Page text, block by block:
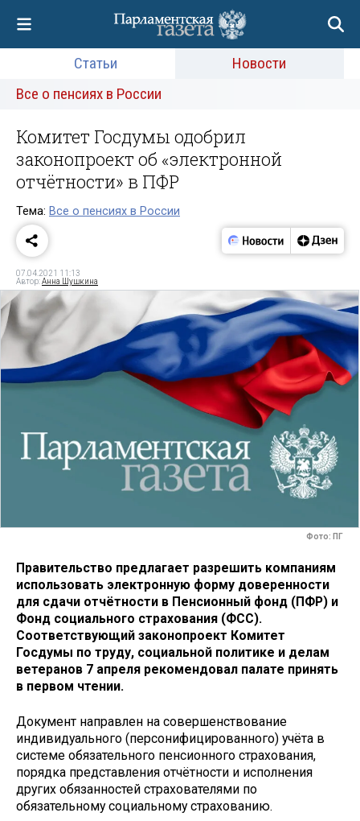
Статьи
Новости
Все о пенсиях в России
Комитет Госдумы одобрил
законопроект об «электронной
отчётности» в ПФР
Тема: Все о пенсиях в России
07.04.2021 11:13
Автор:Анна Шушкина
Фото: ПГ
Правительство предлагает разрешить компаниям
использовать электронную форму доверенности
для сдачи отчётности в Пенсионный фонд (ПФР) и
Фонд социального страхования (ФСС).
Соответствующий законопроект Комитет
Госдумы по труду, социальной политике и делам
ветеранов 7 апреля рекомендовал палате принять
в первом чтении.
Документ направлен на совершенствование
индивидуального (персонифицированного) учёта в
системе обязательного пенсионного страхования,
порядка представления отчётности и исполнения
других обязанностей страхователями по
обязательному социальному страхованию.